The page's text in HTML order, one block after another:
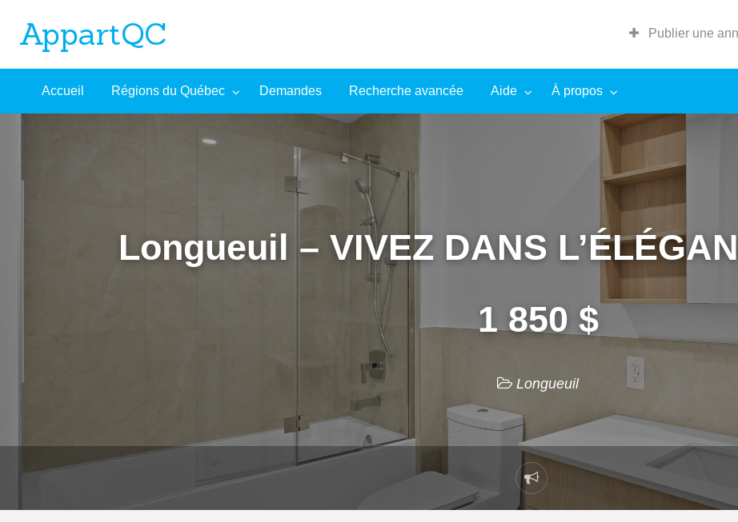
Recherche
Aide
À
AppartQC Publier une
Accueil Régions du Québec Demandes Recherche avancée Aide À propos
Longueuil – VIVEZ DANS
1 850 $
Longueuil
Signaler
un